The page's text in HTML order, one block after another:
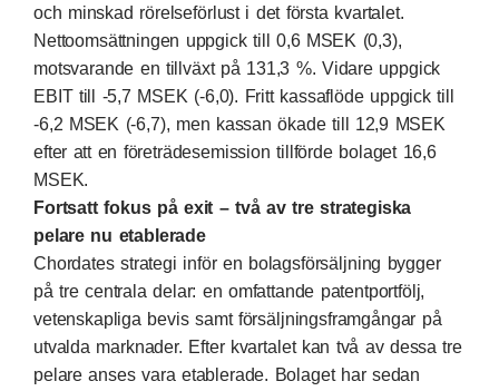
och minskad rörelseförlust i det första kvartalet.
Nettoomsättningen uppgick till 0,6 MSEK (0,3),
motsvarande en tillväxt på 131,3 %. Vidare uppgick
EBIT till -5,7 MSEK (-6,0). Fritt kassaflöde uppgick till
-6,2 MSEK (-6,7), men kassan ökade till 12,9 MSEK
efter att en företrädesemission tillförde bolaget 16,6
MSEK.
Fortsatt fokus på exit – två av tre strategiska
pelare nu etablerade
Chordates strategi inför en bolagsförsäljning bygger
på tre centrala delar: en omfattande patentportfölj,
vetenskapliga bevis samt försäljningsframgångar på
utvalda marknader. Efter kvartalet kan två av dessa tre
pelare anses vara etablerade. Bolaget har sedan